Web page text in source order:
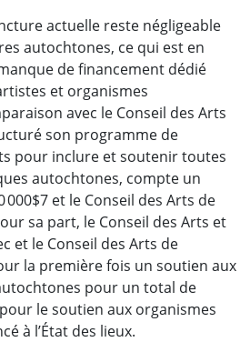
actuelle reste négligeable
autochtones, ce qui est en
de financement dédié
et organismes
avec le Conseil des Arts
son programme de
pour inclure et soutenir toutes
autochtones, compte un
et le Conseil des Arts de
sa part, le Conseil des Arts et
et le Conseil des Arts de
la première fois un soutien aux
pour un total de
pour le soutien aux organismes
à l’État des lieux.